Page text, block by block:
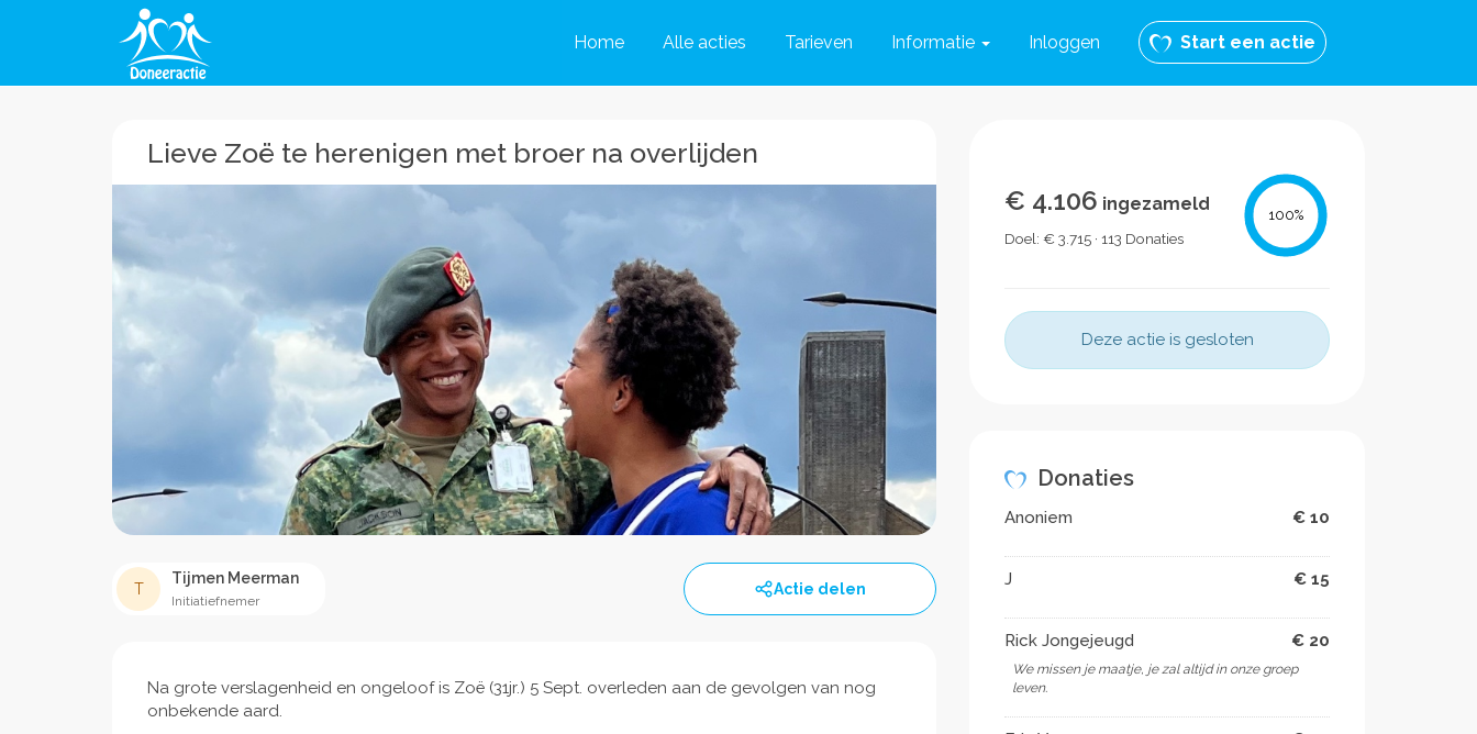
Home Alle acties Tarieven Informatie Inloggen Start een actie
Lieve Zoë te herenigen met broer na overlijden
T
Tijmen Meerman
Initiatiefnemer
Actie delen
Na grote verslagenheid en ongeloof is Zoë (31jr.) 5 Sept. overleden aan de gevolgen van nog
onbekende aard.
€ 4.106 ingezameld
Doel: € 3.715 · 113 Donaties
100%
Deze actie is gesloten
Donaties
Anoniem € 10
J € 15
Rick Jongejeugd € 20
We missen je maatje, je zal altijd in onze groep
leven.